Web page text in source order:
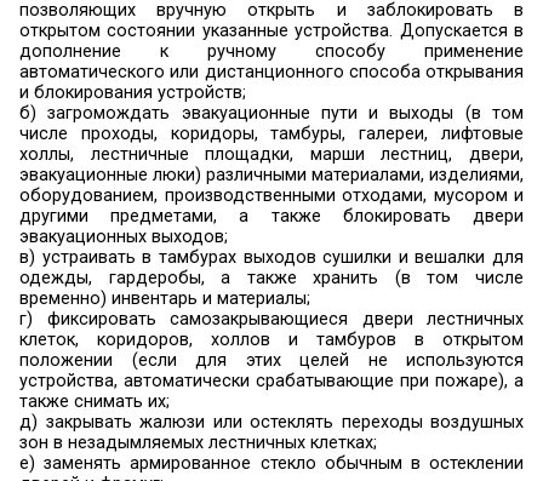
открывания дверей человеком, относящимся к
контингенту, находящемуся в здании
т.п.) (пункт 4.2 СП 1.13130.2009).
3.7. В проемах эвакуационных выходов
устанавливать раздвижные и подъемно-
вращающиеся двери, турникеты и другие
препятствующие свободному проходу людей
Федерального закона №123-ФЗ).
3.8. Руководитель организации обеспечивает
состояние знаков пожарной безопасности, в
обозначающих пути эвакуации и эвакуационные
Эвакуационное освещение должно
автоматически при прекращении
освещения (пункт 43 Правил).
3.9.Не допускается в помещениях
эвакуационным выходом одновременное
более 50 человек(пункт 25 Правил).
3.10.При эксплуатации эвакуационных путей